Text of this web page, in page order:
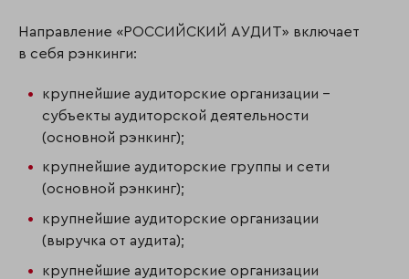
Направление «РОССИЙСКИЙ АУДИТ» включает
в себя рэнкинги:
крупнейшие аудиторские организации –
субъекты аудиторской деятельности
(основной рэнкинг);
крупнейшие аудиторские группы и сети
(основной рэнкинг);
крупнейшие аудиторские организации
(выручка от аудита);
крупнейшие аудиторские организации